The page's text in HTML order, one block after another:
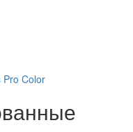
Pro Color